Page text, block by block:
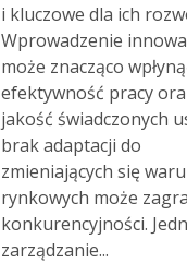
i kluczowe dla ich
Wprowadzenie
może znacząco
efektywność pracy
jakość świadczonych
brak adaptacji do
zmieniających się
rynkowych może
konkurencyjności.
zarządzanie...